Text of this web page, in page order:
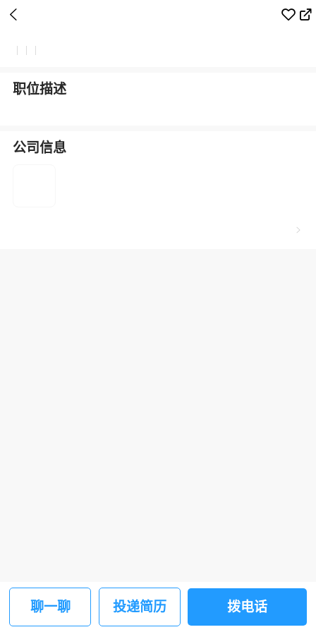
 

职位描述
公司信息
聊一聊 投递简历 拨电话